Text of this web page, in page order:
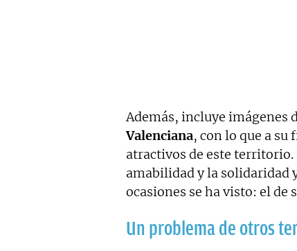
Además, incluye imágenes
Valenciana, con lo que a
atractivos de este
amabilidad y la solidaridad
ocasiones se ha visto: el de
Un problema de otros